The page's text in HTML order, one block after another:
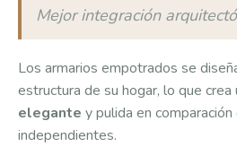
Mejor integración
Los armarios empotrados se
estructura de su hogar, lo que crea
elegante y pulida en
independientes.